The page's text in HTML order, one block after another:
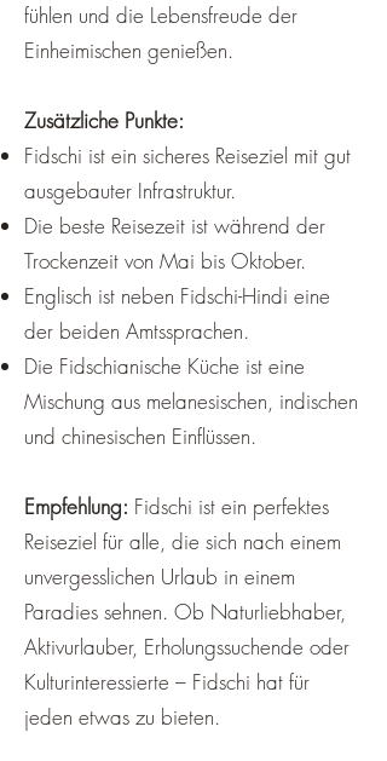
fühlen und die Lebensfreude der
Einheimischen genießen.
Zusätzliche Punkte:
Fidschi ist ein sicheres Reiseziel mit gut
ausgebauter Infrastruktur.
Die beste Reisezeit ist während der
Trockenzeit von Mai bis Oktober.
Englisch ist neben Fidschi-Hindi eine
der beiden Amtssprachen.
Die Fidschianische Küche ist eine
Mischung aus melanesischen, indischen
und chinesischen Einflüssen.
Empfehlung: Fidschi ist ein perfektes
Reiseziel für alle, die sich nach einem
unvergesslichen Urlaub in einem
Paradies sehnen. Ob Naturliebhaber,
Aktivurlauber, Erholungssuchende oder
Kulturinteressierte – Fidschi hat für
jeden etwas zu bieten.